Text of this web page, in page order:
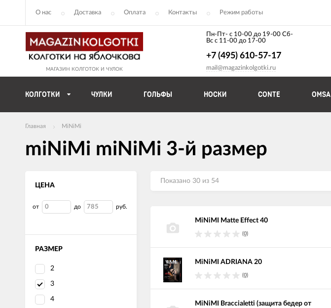
О нас Доставка Оплата Контакты Режим работы
МАГАЗИН КОЛГОТОК И ЧУЛОК
Пн-Пт- с 10-00 до 19-00 Сб-
Вс с 11-00 до 17-00
+7 (495) 610-57-17
mail@magazinkolgotki.ru
КОЛГОТКИ ЧУЛКИ ГОЛЬФЫ НОСКИ CONTE OMSA
Главная MiNiMi
miNiMi miNiMi 3-й размер
ЦЕНА
от до руб.
РАЗМЕР
2
3
4
Показано 30 из 54
MiNiMI Matte Effect 40
(0)
MiNiMI ADRIANA 20
(0)
MiNiMI Braccialetti (защита бедер от